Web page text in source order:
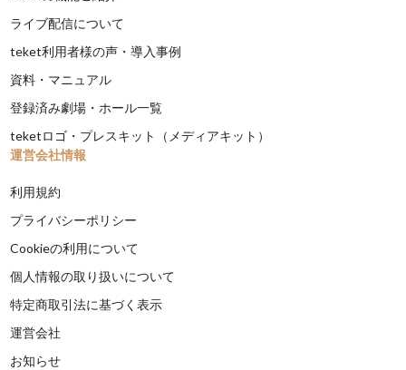
ライブ配信について
teket利用者様の声・導入事例
資料・マニュアル
登録済み劇場・ホール一覧
teketロゴ・プレスキット（メディアキット）
運営会社情報
利用規約
プライバシーポリシー
Cookieの利用について
個人情報の取り扱いについて
特定商取引法に基づく表示
運営会社
お知らせ